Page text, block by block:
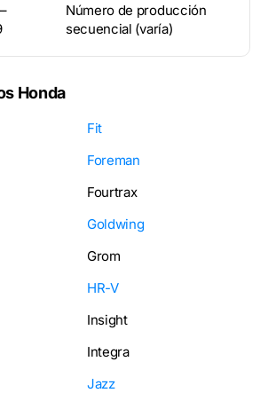
Número de producción
secuencial (varía)
Honda
Fit
Foreman
Fourtrax
Goldwing
Grom
HR-V
Insight
Integra
Jazz